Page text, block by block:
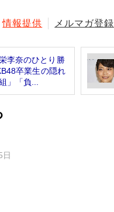
情報提供 メルマガ登録
李奈のひとり勝
卒業生の隠れ
」「負...